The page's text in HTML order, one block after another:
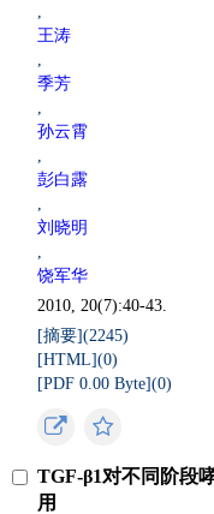
,
王涛
,
季芳
,
孙云霄
,
彭白露
,
刘晓明
,
饶军华
2010, 20(7):40-43.
[摘要](2245)
[HTML](0)
[PDF 0.00 Byte](0)
TGF-β1对不同阶段
用